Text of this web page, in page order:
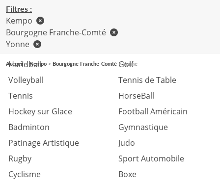
Football
Handball
Golf
Volleyball
Tennis de Table
Tennis
HorseBall
Hockey sur Glace
Football Américain
Badminton
Gymnastique
Patinage Artistique
Judo
Rugby
Sport Automobile
Cyclisme
Boxe
Filtres :
Kempo
Bourgogne Franche-Comté
Yonne
Accueil Kempo Bourgogne Franche-Comté Yonne